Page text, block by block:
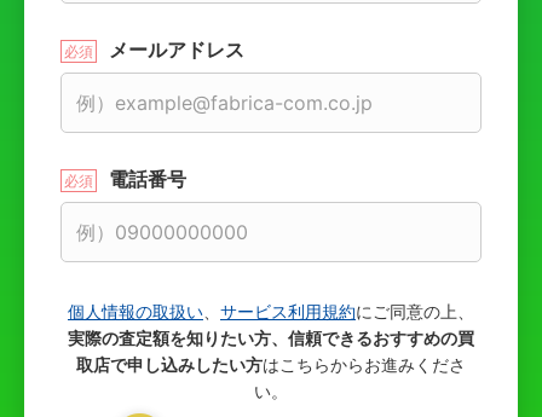
メールアドレス
電話番号
個人情報の取扱い サービス利用規約にご同意の上、
実際の査定額を知りたい方、信頼できるおすすめの買
取店で申し込みしたい方はこちらからお進みくださ
い。